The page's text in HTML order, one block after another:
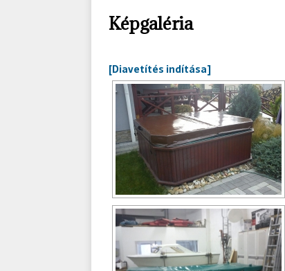
Képgaléria
[Diavetítés indítása]